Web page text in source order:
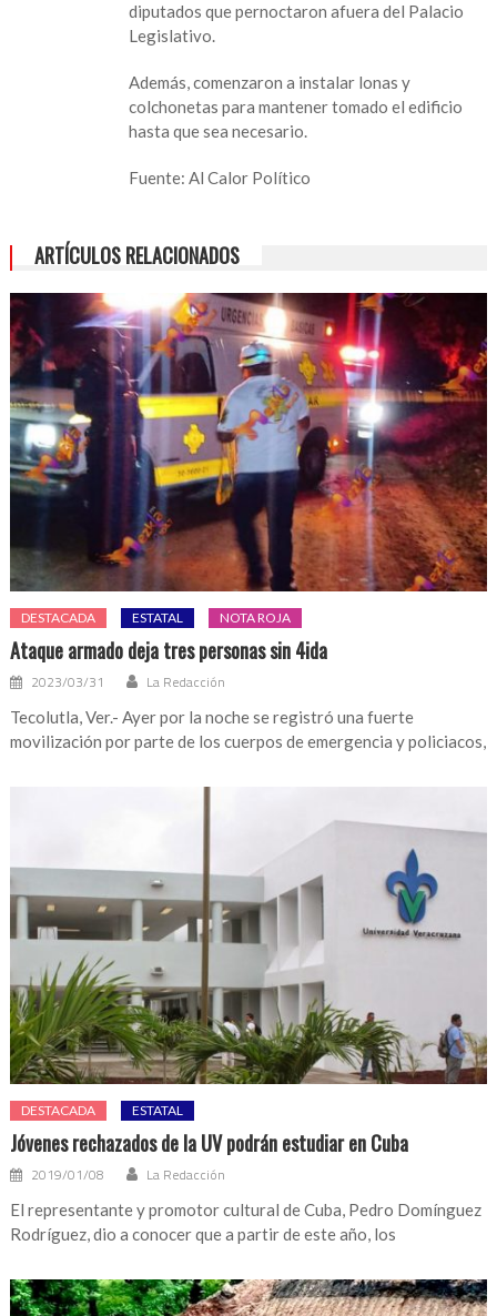
diputados que pernoctaron afuera del Palacio
Legislativo.
Además, comenzaron a instalar lonas y
colchonetas para mantener tomado el edificio
hasta que sea necesario.
Fuente: Al Calor Político
ARTÍCULOS RELACIONADOS
DESTACADA ESTATAL NOTA ROJA
Ataque armado deja tres personas sin 4ida
2023/03/31 La Redacción
Tecolutla, Ver.- Ayer por la noche se registró una fuerte
movilización por parte de los cuerpos de emergencia y policiacos,
DESTACADA ESTATAL
Jóvenes rechazados de la UV podrán estudiar en Cuba
2019/01/08 La Redacción
El representante y promotor cultural de Cuba, Pedro Domínguez
Rodríguez, dio a conocer que a partir de este año, los